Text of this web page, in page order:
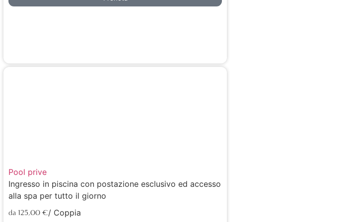
Pool prive
Ingresso in piscina con postazione esclusivo ed accesso
alla spa per tutto il giorno
da 125,00 €/ Coppia